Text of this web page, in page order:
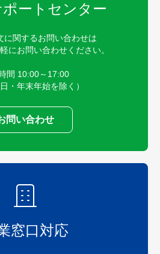
ートセンター
に関するお問い合わせは
にお問い合わせください。
間 10:00～17:00
・年末年始を除く）
問い合わせ
窓口対応